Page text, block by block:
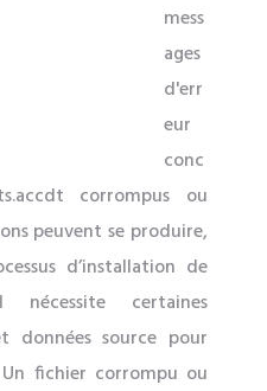
mess
ages
d'err
eur
conc
corrompus ou
peuvent se produire,
d’installation de
nécessite certaines
données source pour
fichier corrompu ou